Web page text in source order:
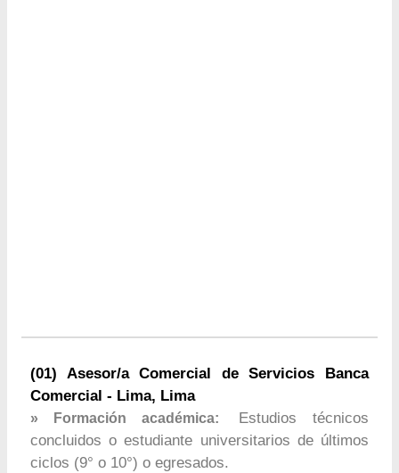
(01) Asesor/a Comercial de Servicios Banca
Comercial - Lima, Lima
» Formación académica:
Estudios técnicos
concluidos o estudiante universitarios de últimos
ciclos (9° o 10°) o egresados.